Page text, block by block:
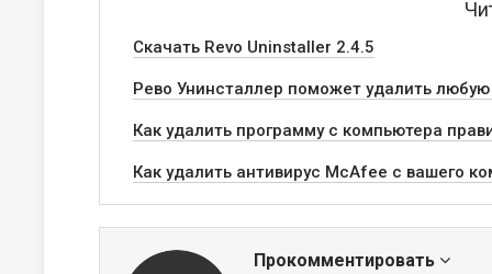
Скачать Revo Uninstaller 2.4.5
Рево Унинсталлер поможет удалить
Как удалить программу с компьютера
Как удалить антивирус McAfee с вашего
Прокомментировать